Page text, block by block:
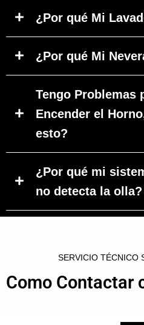
¿Por qué Mi
¿Por qué Mi
Tengo Problemas
Encender el
esto?
¿Por qué mi
no detecta la olla?
SERVICIO TÉCNICO
Como Contactar